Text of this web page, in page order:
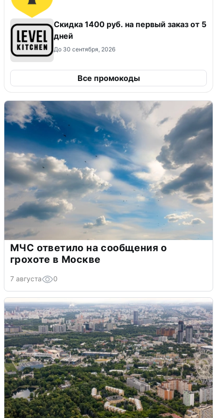
Скидка 1400 руб. на первый заказ от 5
дней
До 30 сентября, 2026
Все промокоды
МЧС ответило на сообщения о
грохоте в Москве
7 августа 0